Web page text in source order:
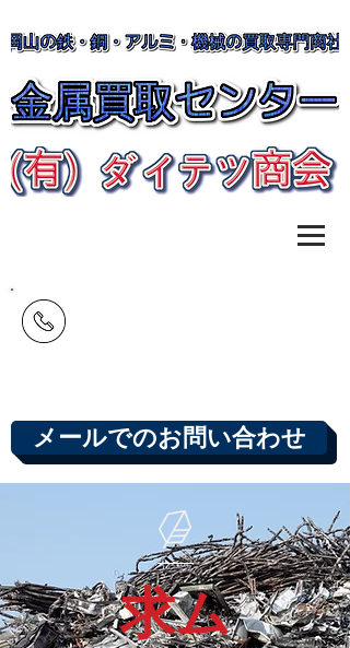
メールでのお問い合わせ
求ム